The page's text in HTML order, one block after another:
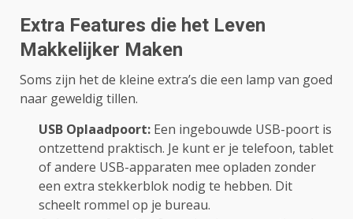
Extra Features die het Leven
Makkelijker Maken
Soms zijn het de kleine extra’s die een lamp van goed
naar geweldig tillen.
USB Oplaadpoort: Een ingebouwde USB-poort is
ontzettend praktisch. Je kunt er je telefoon, tablet
of andere USB-apparaten mee opladen zonder
een extra stekkerblok nodig te hebben. Dit
scheelt rommel op je bureau.